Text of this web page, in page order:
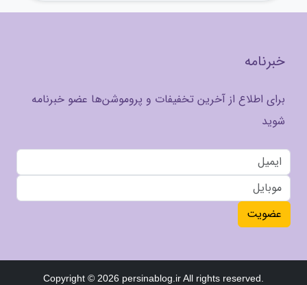
خبرنامه
برای اطلاع از آخرین تخفیفات و پروموشن‌ها عضو خبرنامه
شوید
عضویت
Copyright © 2026 persinablog.ir All rights reserved.